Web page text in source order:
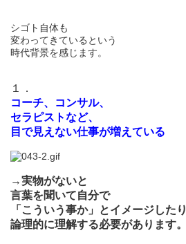
シゴト自体も
変わってきているという
時代背景を感じます。
１．
コーチ、
コンサル、
セラピストなど、
目で見えない仕事が増えている
→実物がないと
言葉を聞いて自分で
「こういう事か」とイメージしたり
論理的に理解する必要があります。